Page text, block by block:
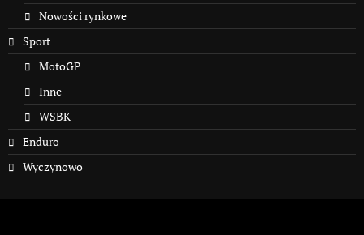
Nowości rynkowe
Sport
MotoGP
Inne
WSBK
Enduro
Wyczynowo